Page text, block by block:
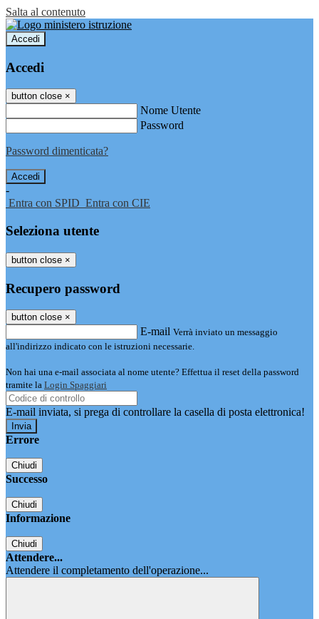
Salta al contenuto
Accedi
Accedi
button close ×
Nome Utente
Password
Password dimenticata?
-
Entra con SPID Entra con CIE
Seleziona utente
button close ×
Recupero password
button close ×
E-mail Verrà inviato un messaggio
all'indirizzo indicato con le istruzioni necessarie.
Non hai una e-mail associata al nome utente? Effettua il reset della password
tramite la Login Spaggiari
E-mail inviata, si prega di controllare la casella di posta elettronica!
Errore
Chiudi
Successo
Chiudi
Informazione
Chiudi
Attendere...
Attendere il completamento dell'operazione...